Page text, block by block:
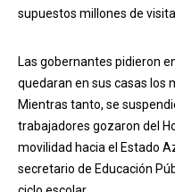
supuestos millones de
Las gobernantes pidieron
quedaran en sus casas los
Mientras tanto, se
trabajadores gozaron del
movilidad hacia el Estado
secretario de Educación